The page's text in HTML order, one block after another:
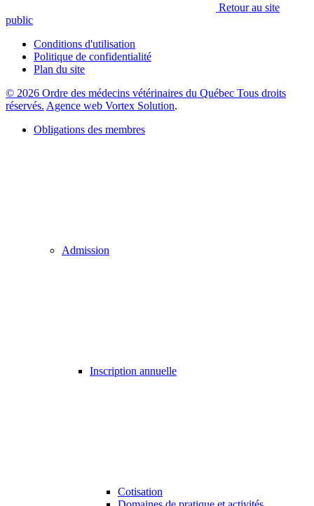
Retour au site
public
Conditions d'utilisation
Politique de confidentialité
Plan du site
© 2026 Ordre des médecins vétérinaires du Québec Tous droits
réservés. Agence web Vortex Solution.
Obligations des membres
Admission
Inscription annuelle
Cotisation